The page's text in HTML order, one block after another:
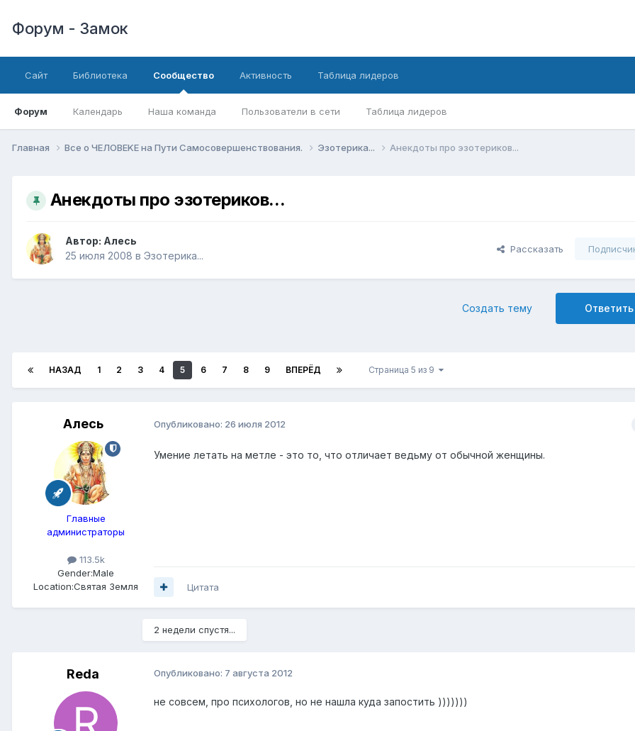
Форум - Замок
Сайт Библиотека Сообщество
Форум Календарь Наша команда Пользователи в сети Таблица лидеров
Активность Таблица лидеров
Главная Все о ЧЕЛОВЕKЕ на Пути Самосовершенствования. Эзотерика... Анекдоты про эзотериков...
Анекдоты про эзотериков...
Автор: Алесь
25 июля 2008 в Эзотерика...
Рассказать
Создать тему
НАЗАД 1 2 3 4 5 6 7 8 9 ВПЕРЁД Страница 5 из 9
Алесь
Главные
администраторы
113.5k
Gender:Male
Location:Святая Земля
Опубликовано: 26 июля 2012
Умение летать на метле - это то, что отличает ведьму от обычной женщины.
Цитата
2 недели спустя...
Reda Опубликовано: 7 августа 2012
не совсем, про психологов, но не нашла куда запостить )))))))